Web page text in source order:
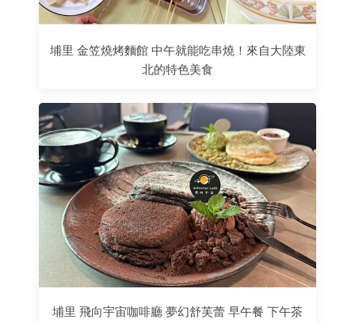
埔里 金笠燒烤麵館 中午就能吃串燒！來自大陸東
北的特色美食
埔里 飛向宇宙咖啡廳 夢幻舒芙蕾 早午餐 下午茶